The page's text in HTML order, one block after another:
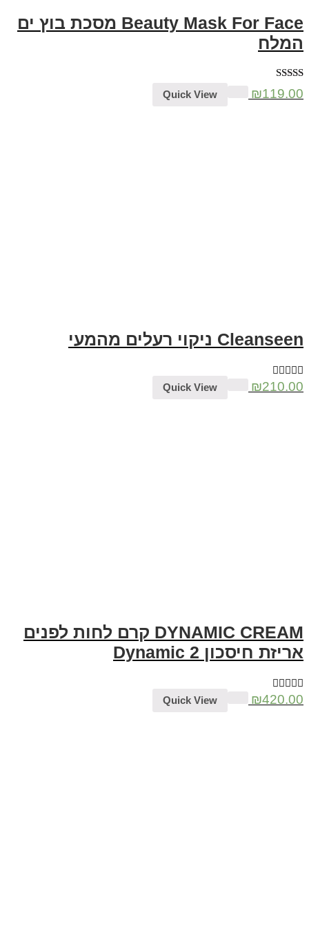
Beauty Mask For Face מסכת בוץ ים
המלח
דורג 5.00
מתוך 5
₪119.00
Quick View
Cleanseen ניקוי רעלים מהמעי
₪210.00
Quick View
DYNAMIC CREAM קרם לחות לפנים
אריזת חיסכון 2 Dynamic
₪420.00
Quick View